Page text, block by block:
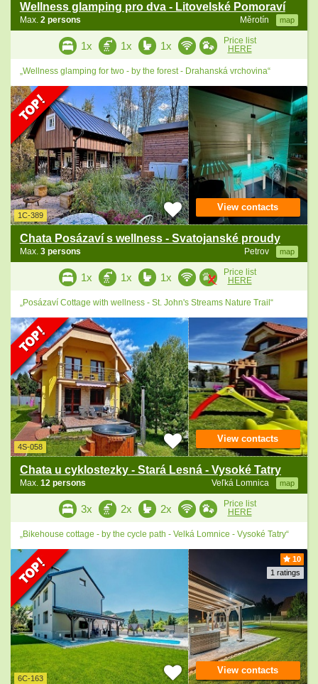
Wellness glamping pro dva - Litovelské Pomoraví
Měrotín map
Max. 2 persons
1x 1x 1x
Price list
HERE
„Wellness glamping for two - by the forest - Drahanská vrchovina“
1C-389
Chata Posázaví s wellness - Svatojanské proudy
Petrov map
Max. 3 persons
View contacts
1x 1x 1x
Price list
HERE
„Posázaví Cottage with wellness - St. John's Streams Nature Trail“
4S-058
Chata u cyklostezky - Stará Lesná - Vysoké Tatry
Veľká Lomnica map
Max. 12 persons
View contacts
3x 2x 2x
Price list
HERE
„Bikehouse cottage - by the cycle path - Velká Lomnice - Vysoké Tatry“
10
1 ratings
6C-163
View contacts